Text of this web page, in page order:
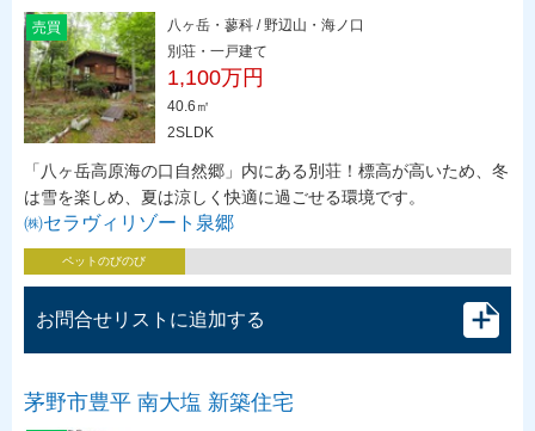
売買
八ヶ岳・蓼科 / 野辺山・海ノ口
別荘・一戸建て
1,100万円
40.6㎡
2SLDK
「八ヶ岳高原海の口自然郷」内にある別荘！標高が高いため、冬
は雪を楽しめ、夏は涼しく快適に過ごせる環境です。
㈱セラヴィリゾート泉郷
ペットのびのび
お問合せリストに追加する
茅野市豊平 南大塩 新築住宅